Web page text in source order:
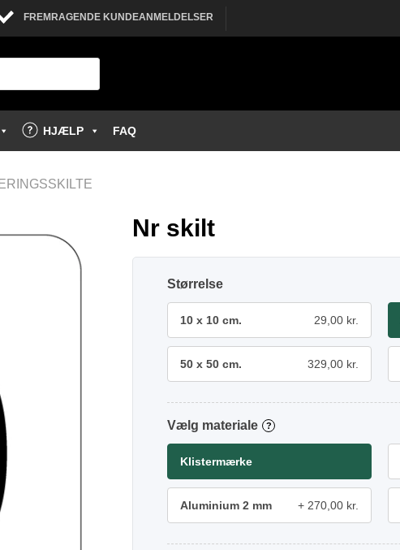
FREMRAGENDE KUNDEANMELDELSER
HJÆLP FAQ
Nr skilt
Størrelse
10 x 10 cm. 29,00 kr.
50 x 50 cm. 329,00 kr.
materiale ?
Klistermærke
Aluminium 2 mm 270,00 kr.